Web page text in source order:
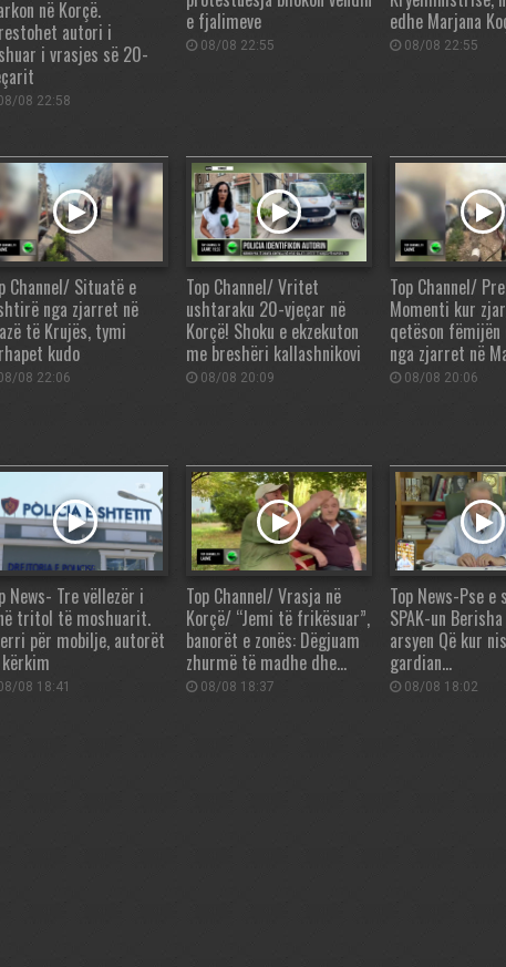
në Korçë.
autori i
i vrasjes së 20-
08 22:58
e fjalimeve
08/08 22:55
edhe Marjana
08/08 22:55
Channel/ Situatë e
nga zjarret në
të Krujës, tymi
kudo
08 22:06
Top Channel/ Vritet
ushtaraku 20-vjeçar në
Korçë! Shoku e ekzekuton
me breshëri kallashnikovi
08/08 20:09
Top Channel/
Momenti kur
qetëson
nga zjarret në
08/08 20:06
News- Tre vëllezër i
tritol të moshuarit.
për mobilje, autorët
08 18:41
Top Channel/ Vrasja në
Korçë/ “Jemi të frikësuar”,
banorët e zonës: Dëgjuam
zhurmë të madhe dhe…
08/08 18:37
Top News-Pse e
SPAK-un
arsyen Që kur
gardian…
08/08 18:02